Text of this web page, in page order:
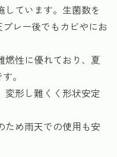
しています。生菌数を
レー後でもカビやにお
燃性に優れており、夏
。
変形し難くく形状安定
ため雨天での使用も安